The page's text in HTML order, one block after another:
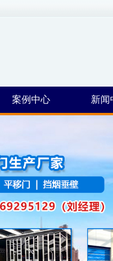
案例中心 新闻